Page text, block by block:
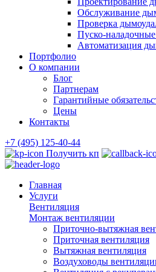
Обслуживание
Проверка
Пуско-
Автоматизация
Портфолио
О компании
Блог
Партнерам
Гарантийные
Цены
Контакты
+7 (495) 125-40-44
Получить кп
Главная
Услуги
Вентиляция
Монтаж вентиляции
Приточно-вытяжная
Приточная вентиляция
Вытяжная вентиляция
Воздуховоды